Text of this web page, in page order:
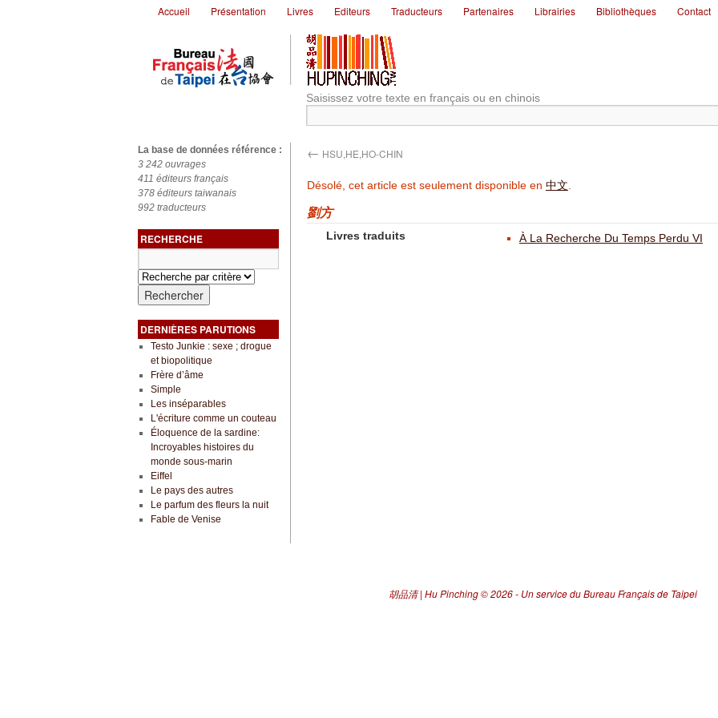
Accueil Présentation Livres Editeurs Traducteurs Partenaires Librairies Bibliothèques Contact
Saisissez votre texte en français ou en chinois
La base de données référence :
3 242 ouvrages
411 éditeurs français
378 éditeurs taiwanais
992 traducteurs
RECHERCHE
DERNIÈRES PARUTIONS
Testo Junkie : sexe ; drogue
et biopolitique
Frère d’âme
Simple
Les inséparables
L'écriture comme un couteau
Éloquence de la sardine:
Incroyables histoires du
monde sous-marin
Eiffel
Le pays des autres
Le parfum des fleurs la nuit
Fable de Venise
← HSU,HE,HO-CHIN
Désolé, cet article est seulement disponible en 中文
劉方
Livres traduits À La Recherche Du Temps Perdu VI
胡品清 | Hu Pinching© 2026 - Un service du Bureau Français de Taipei